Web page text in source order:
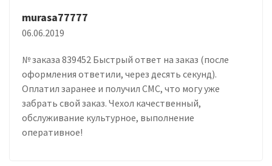
murasa77777
06.06.2019
№ заказа 839452 Быстрый ответ на заказ (после
оформления ответили, через десять секунд).
Оплатил заранее и получил СМС, что могу уже
забрать свой заказ. Чехол качественный,
обслуживание культурное, выполнение
оперативное!